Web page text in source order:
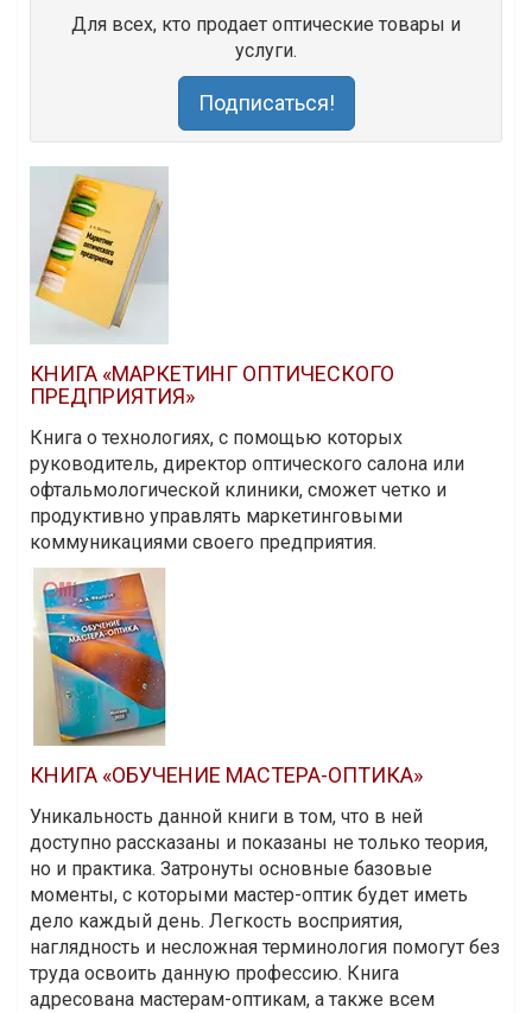
Для всех, кто продает оптические товары и
услуги.
Подписаться!
КНИГА «МАРКЕТИНГ ОПТИЧЕСКОГО
ПРЕДПРИЯТИЯ»
Книга о технологиях, с помощью которых
руководитель, директор оптического салона или
офтальмологической клиники, сможет четко и
продуктивно управлять маркетинговыми
коммуникациями своего предприятия.
КНИГА «ОБУЧЕНИЕ МАСТЕРА-ОПТИКА»
Уникальность данной книги в том, что в ней
доступно рассказаны и показаны не только теория,
но и практика. Затронуты основные базовые
моменты, с которыми мастер-оптик будет иметь
дело каждый день. Легкость восприятия,
наглядность и несложная терминология помогут без
труда освоить данную профессию. Книга
адресована мастерам-оптикам, а также всем